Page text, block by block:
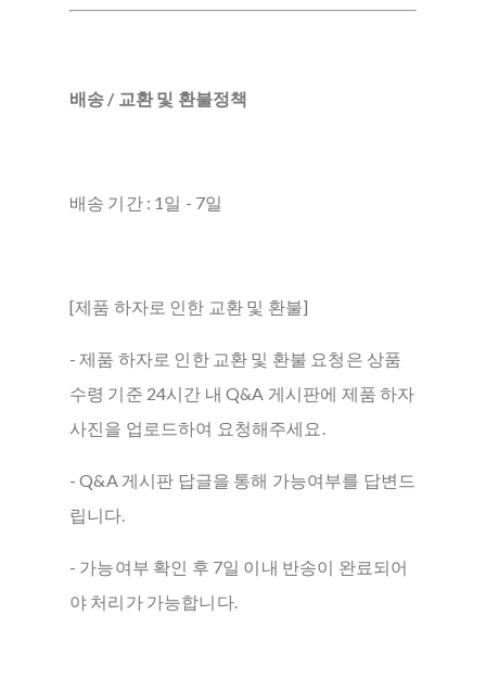
배송 / 교환 및 환불정책
배송 기간 : 1일 - 7일
[제품 하자로 인한 교환 및 환불]
- 제품 하자로 인한 교환 및 환불 요청은 상품
수령 기준 24시간 내 Q&A 게시판에 제품 하자
사진을 업로드하여 요청해주세요.
- Q&A 게시판 답글을 통해 가능여부를 답변드
립니다.
- 가능여부 확인 후 7일 이내 반송이 완료되어
야 처리가 가능합니다.